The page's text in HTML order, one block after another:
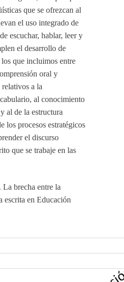
que se ofrezcan al
el uso integrado de
escuchar, hablar, leer y
el desarrollo de
que incluimos entre
oral y
a la
al conocimiento
al de la estructura
los procesos estratégicos
el discurso
que se trabaje en las
entre la
escrita en Educación